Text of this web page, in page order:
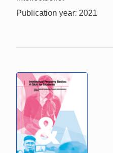
Publication year: 2021